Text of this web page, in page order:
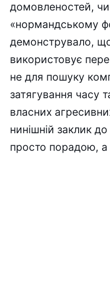
домовленостей,
«нормандському
демонструвало,
використовує
не для пошуку
затягування часу
власних
нинішній заклик
просто порадою,